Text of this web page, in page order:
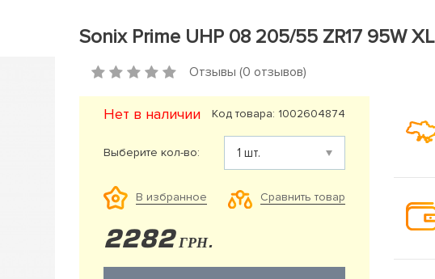
Sonix Prime UHP 08 205/55 ZR17 95W XL
Отзывы (0 отзывов)
Нет в наличии Код товара: 1002604874
Выберите кол-во:
В избранное Сравнить товар
2282 ГРН.